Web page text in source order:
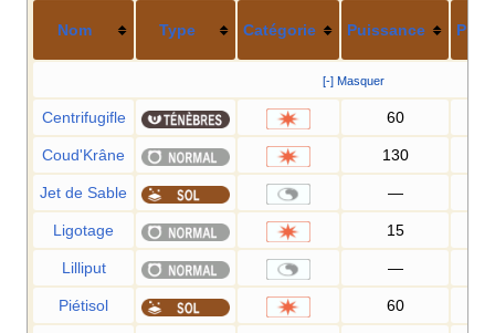
Nom Type Catégorie Puissance
[-] Masquer
Centrifugifle 60
Coud'Krâne 130
Jet de Sable —
Ligotage 15
Lilliput —
Piétisol 60